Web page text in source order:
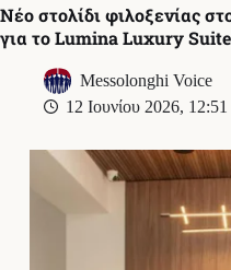
Νέο στολίδι φιλοξενίας
για το Lumina Luxury
Messolonghi Voice
12 Ιουνίου 2026, 12:51